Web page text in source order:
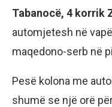
Tabanocë, 4 korrik
automjetesh në
maqedono-serb në
Pesë kolona me
shumë se një orë